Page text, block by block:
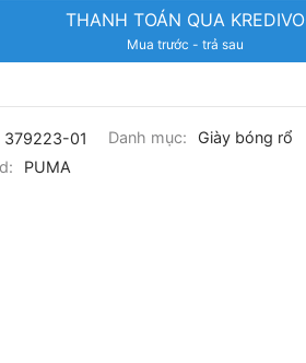
THANH TOÁN QUA KREDIVO
Mua trước - trả sau
379223-01 Danh mục:
Giày bóng rổ
PUMA